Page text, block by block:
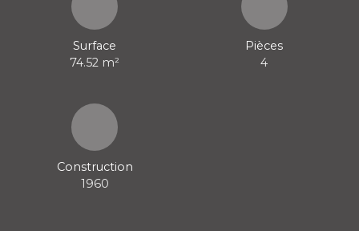
Surface
74.52 m²
Pièces
4
Construction
1960